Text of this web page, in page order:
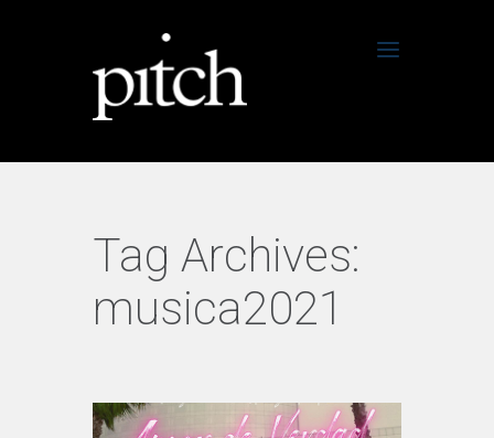
Tag Archives:
musica2021